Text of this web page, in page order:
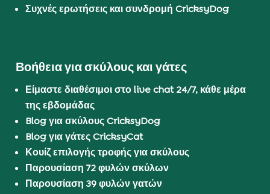
Συχνές ερωτήσεις και συνδρομή CricksyDog
Βοήθεια για σκύλους και γάτες
Είμαστε διαθέσιμοι στο live chat 24/7, κάθε μέρα
της εβδομάδας
Blog για σκύλους CricksyDog
Blog για γάτες CricksyCat
Κουίζ επιλογής τροφής για σκύλους
Παρουσίαση 72 φυλών σκύλων
Παρουσίαση 39 φυλών γατών